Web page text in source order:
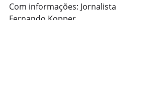
Com informações: Jornalista
Fernando Kopper